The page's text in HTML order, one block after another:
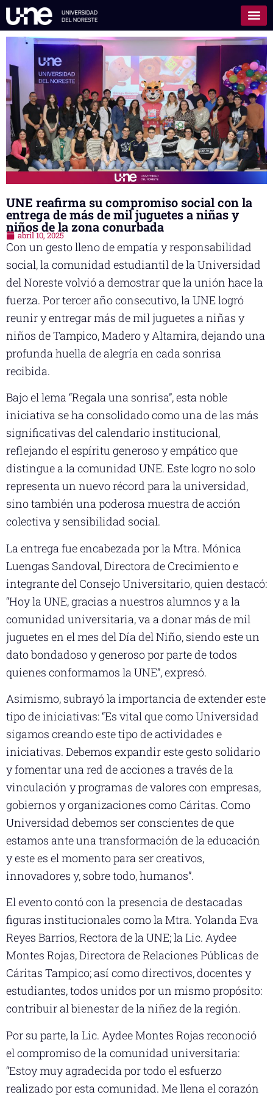
UNE reafirma su compromiso social con la
entrega de más de mil juguetes a niñas y
niños de la zona conurbada
abril 10, 2025
Con un gesto lleno de empatía y responsabilidad
social, la comunidad estudiantil de la Universidad
del Noreste volvió a demostrar que la unión hace la
fuerza. Por tercer año consecutivo, la UNE logró
reunir y entregar más de mil juguetes a niñas y
niños de Tampico, Madero y Altamira, dejando una
profunda huella de alegría en cada sonrisa
recibida.
Bajo el lema “Regala una sonrisa”, esta noble
iniciativa se ha consolidado como una de las más
significativas del calendario institucional,
reflejando el espíritu generoso y empático que
distingue a la comunidad UNE. Este logro no solo
representa un nuevo récord para la universidad,
sino también una poderosa muestra de acción
colectiva y sensibilidad social.
La entrega fue encabezada por la Mtra. Mónica
Luengas Sandoval, Directora de Crecimiento e
integrante del Consejo Universitario, quien destacó:
“Hoy la UNE, gracias a nuestros alumnos y a la
comunidad universitaria, va a donar más de mil
juguetes en el mes del Día del Niño, siendo este un
dato bondadoso y generoso por parte de todos
quienes conformamos la UNE”, expresó.
Asimismo, subrayó la importancia de extender este
tipo de iniciativas: “Es vital que como Universidad
sigamos creando este tipo de actividades e
iniciativas. Debemos expandir este gesto solidario
y fomentar una red de acciones a través de la
vinculación y programas de valores con empresas,
gobiernos y organizaciones como Cáritas. Como
Universidad debemos ser conscientes de que
estamos ante una transformación de la educación
y este es el momento para ser creativos,
innovadores y, sobre todo, humanos”.
El evento contó con la presencia de destacadas
figuras institucionales como la Mtra. Yolanda Eva
Reyes Barrios, Rectora de la UNE; la Lic. Aydee
Montes Rojas, Directora de Relaciones Públicas de
Cáritas Tampico; así como directivos, docentes y
estudiantes, todos unidos por un mismo propósito:
contribuir al bienestar de la niñez de la región.
Por su parte, la Lic. Aydee Montes Rojas reconoció
el compromiso de la comunidad universitaria:
“Estoy muy agradecida por todo el esfuerzo
realizado por esta comunidad. Me llena el corazón